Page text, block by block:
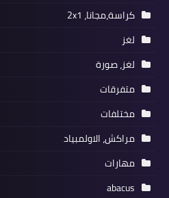
كراسة،مجانا، 2x1
لغز
لغز، صورة
متفرقات
مختلفات
مراكش، الاولمبياد
مهارات
abacus